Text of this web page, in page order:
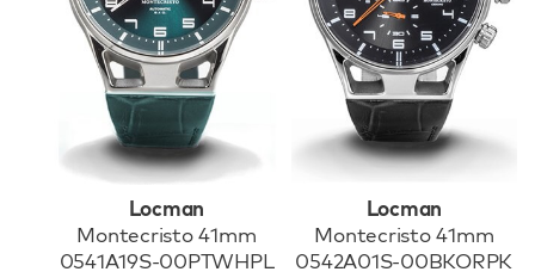
Locman
Montecristo 41mm
0541A19S-00PTWHPL
Locman
Montecristo 41mm
0542A01S-00BKORPK